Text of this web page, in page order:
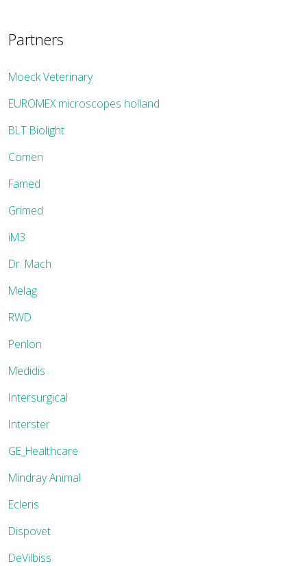
Partners
Moeck Veterinary
EUROMEX microscopes holland
BLT Biolight
Comen
Famed
Grimed
iM3
Dr. Mach
Melag
RWD
Penlon
Medidis
Intersurgical
Interster
GE_Healthcare
Mindray Animal
Ecleris
Dispovet
DeVilbiss